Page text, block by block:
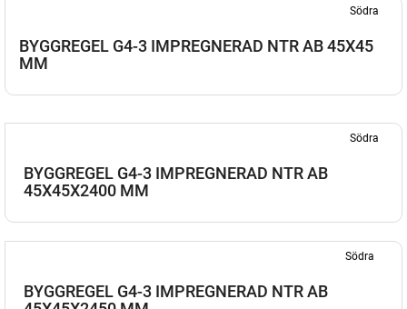
Södra
BYGGREGEL G4-3 IMPREGNERAD NTR AB 45X45
MM
Södra
BYGGREGEL G4-3 IMPREGNERAD NTR AB
45X45X2400 MM
Södra
BYGGREGEL G4-3 IMPREGNERAD NTR AB